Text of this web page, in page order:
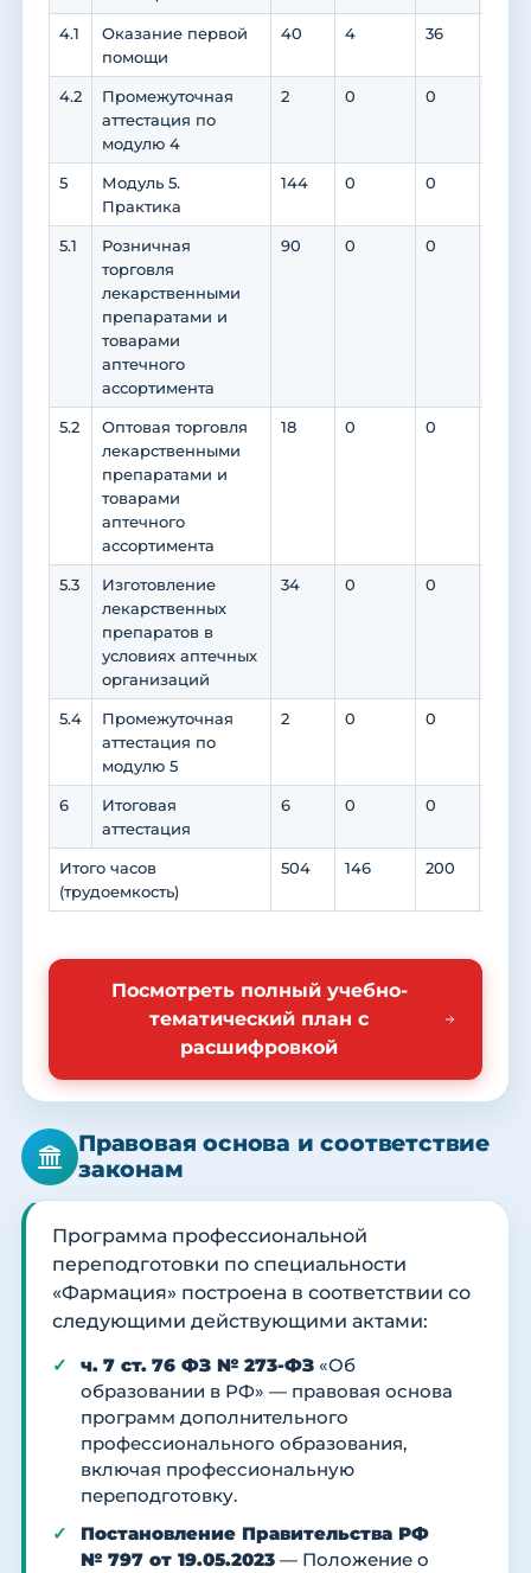
4.1
Оказание первой
помощи
40 4 36
4.2
Промежуточная
аттестация по
модулю 4
2 0 0
5
Модуль 5.
Практика
144 0 0
5.1
Розничная
торговля
лекарственными
препаратами и
товарами
аптечного
ассортимента
90 0 0
5.2
Оптовая торговля
лекарственными
препаратами и
товарами
аптечного
ассортимента
18 0 0
5.3
Изготовление
лекарственных
препаратов в
условиях аптечных
организаций
34 0 0
5.4
Промежуточная
аттестация по
модулю 5
2 0 0
6
Итоговая
аттестация
6 0 0
Итого часов
(трудоемкость)
504 146 200
Посмотреть полный учебно-
тематический план с
расшифровкой
Правовая основа и соответствие
законам
Программа профессиональной
переподготовки по специальности
«Фармация» построена в соответствии со
следующими действующими актами:
ч. 7 ст. 76 ФЗ № 273-ФЗ «Об
образовании в РФ» — правовая основа
программ дополнительного
профессионального образования,
включая профессиональную
переподготовку.
Постановление Правительства РФ
№ 797 от 19.05.2023 — Положение о